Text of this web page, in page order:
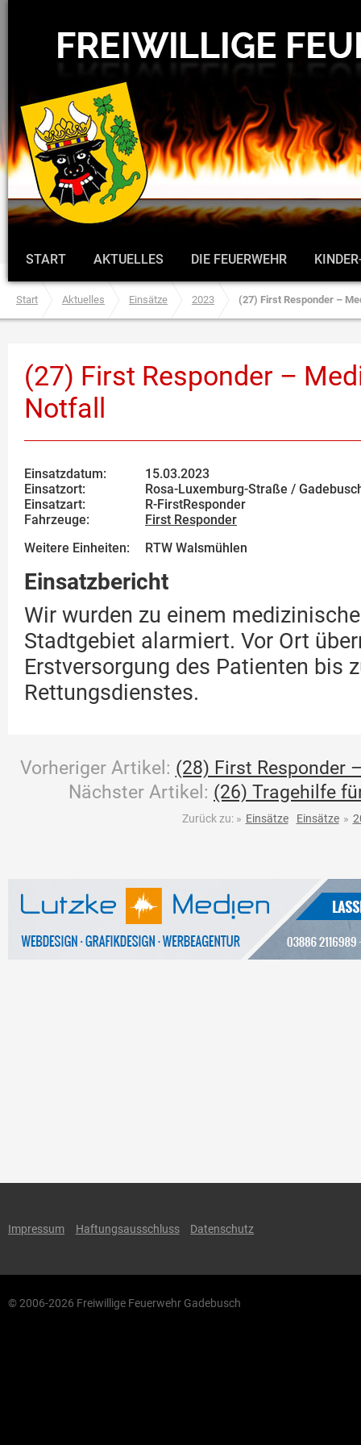
START AKTUELLES DIE FEUERWEHR
Start Aktuelles Einsätze 2023 (27) First Responder –
(27) First Responder –
Notfall
Einsatzdatum:
15.03.2023
Einsatzort:
Rosa-Luxemburg-Straße /
Einsatzart:
R-FirstResponder
Fahrzeuge:
First Responder
Weitere Einheiten:
RTW Walsmühlen
Einsatzbericht
Wir wurden zu einem
Stadtgebiet alarmiert. Vor Ort
Erstversorgung des Patienten bis
Rettungsdienstes.
Vorheriger Artikel: (28) First Responder
Nächster Artikel: (26) Tragehilfe
Zurück zu: » Einsätze Einsätze »
Impressum Haftungsausschluss Datenschutz
© 2006-2026 Freiwillige Feuerwehr Gadebusch